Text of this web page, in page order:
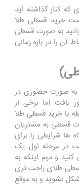
که کنار گذاشته اید
خرید قسطی طلا
به صورت قسطی
آن را در بازه زمانی
)
به صورت حضوری در
یافت اما برخی از
با خرید قسطی طلا
قسطی به مشتریان
ها شرایطی را برای
در مرحله اول یک
کنید و دوم اینکه به
طلای راحت تری
نشوید و به موقع